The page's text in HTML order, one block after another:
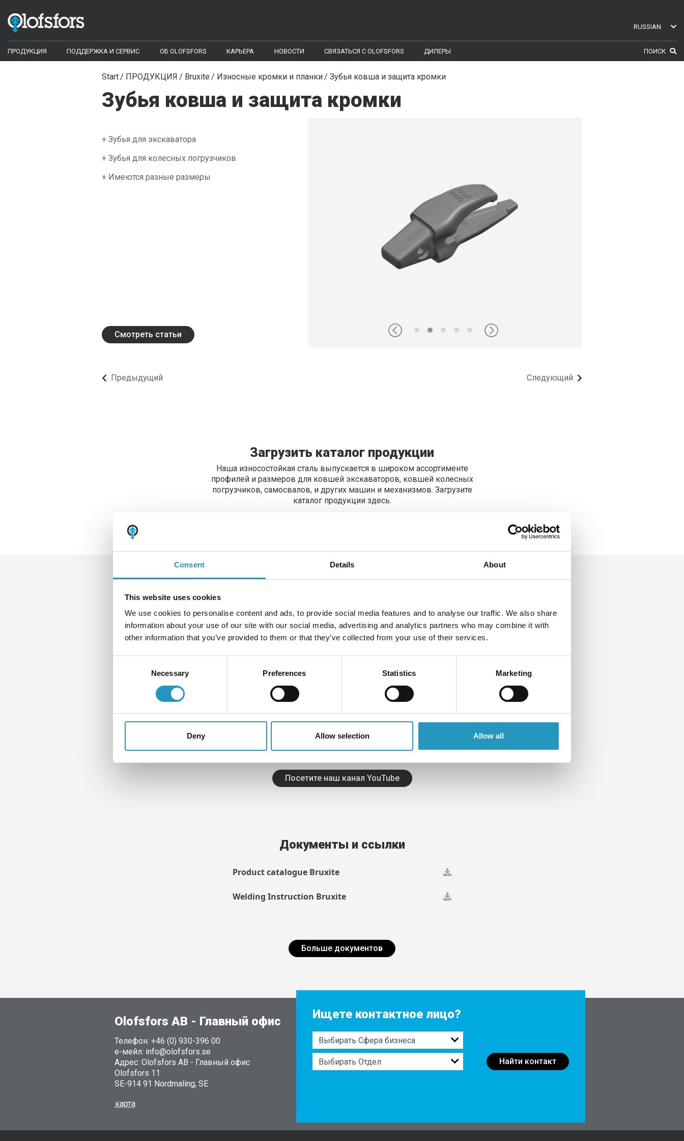
Consent Details About
This website uses cookies
We use cookies to personalise content and ads, to provide social media features and to analyse our traffic. We also share
information about your use of our site with our social media, advertising and analytics partners who may combine it with
other information that you’ve provided to them or that they’ve collected from your use of their services.
Necessary Preferences Statistics Marketing
Deny Allow selection Allow all
ПРОДУКЦИЯ
Гусеницы противоскольжения
Harvester bars - Iggesund Forest
Инструменты и запасные части
ПОДДЕРЖКА И СЕРВИС
Библиотека документов
ОБ OLOFSFORS КАРЬЕРА НОВОСТИ CВЯЗАТЬСЯ С OLOFSFORS ДИЛЕРЫ ПОИСК
RUSSIAN
ENGLISH
Start ПРОДУКЦИЯ Bruxite Износные кромки и планки Зубья ковша и защита кромки
Зубья ковша и защита кромки
+ Зубья для экскаватора
+ Зубья для колесных погрузчиков
+ Имеются разные размеры
Смотреть статьи
Предыдущий Следующий
Загрузить каталог продукции
Наша износостойкая сталь выпускается в широком ассортименте
профилей и размеров для ковшей экскаваторов, ковшей колесных
погрузчиков, самосвалов, и других машин и механизмов. Загрузите
каталог продукции здесь.
Подпишитесь на наш канал
Посмотрите видеоролики и узнайте больше о линейке продукции
Olofsfors, подписавшись на наш канал в YouTube.
Посетите наш канал YouTube
Документы и ссылки
Product catalogue Bruxite
Welding Instruction Bruxite
Больше документов
Olofsfors AB - Главный офис
Телефон: +46 (0) 930-396 00
е-мейл: info@olofsfors.se
Адрес: Olofsfors AB - Главный офис
Olofsfors 11
SE-914 91 Nordmaling, SE
карта
Ищете контактное лицо?
Найти контакт